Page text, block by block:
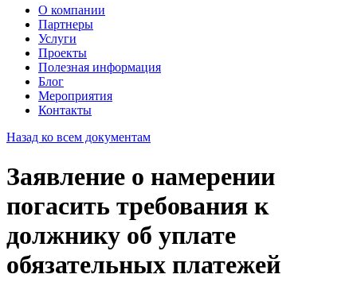
О компании
Партнеры
Услуги
Проекты
Полезная информация
Блог
Мероприятия
Контакты
Назад ко всем документам
Заявление о намерении
погасить требования к
должнику об уплате
обязательных платежей